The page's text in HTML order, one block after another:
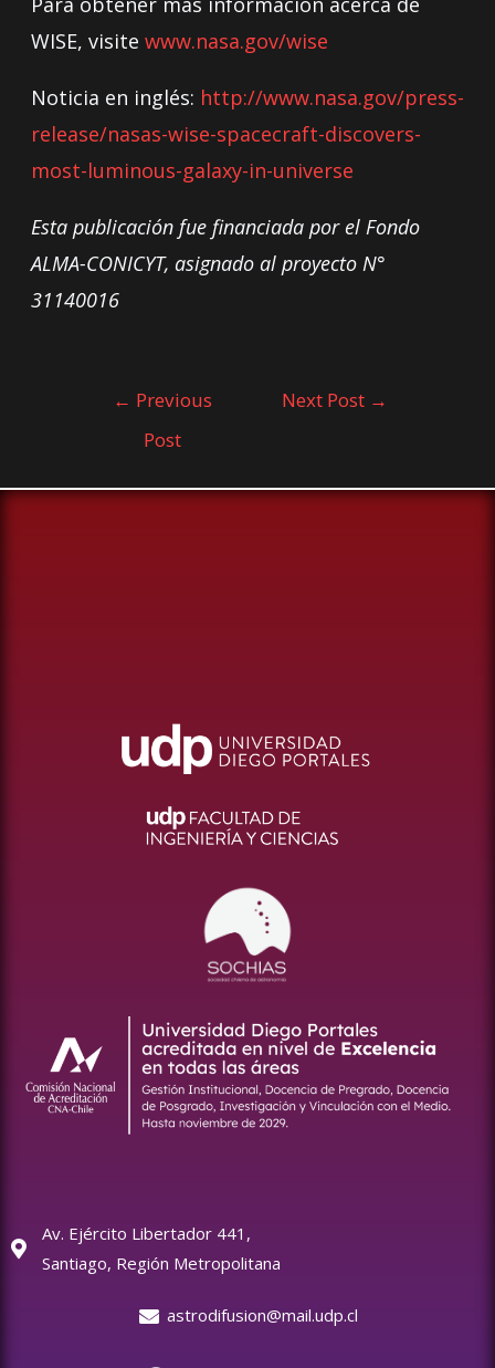
WISE, visite www.nasa.gov/wise
Noticia en inglés: http://www.nasa.gov/press-
release/nasas-wise-spacecraft-discovers-
most-luminous-galaxy-in-universe
Esta publicación fue financiada por el Fondo
ALMA-CONICYT, asignado al proyecto N°
31140016
← Previous
Post
Next Post →
Av. Ejército Libertador 441,
Santiago, Región Metropolitana
astrodifusion@mail.udp.cl